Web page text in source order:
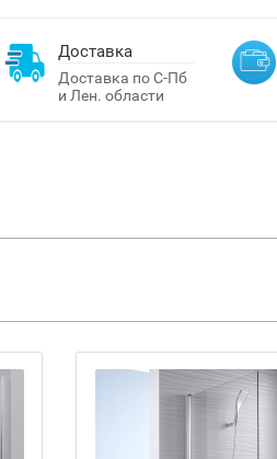
Доставка
Доставка по С-Пб
и Лен. области